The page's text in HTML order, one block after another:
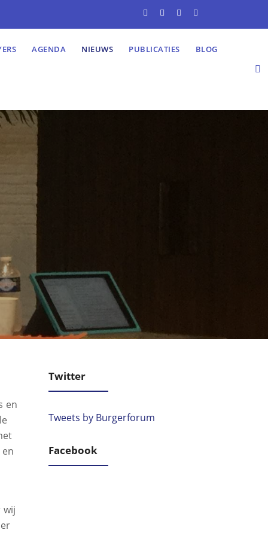
AGENDA NIEUWS PUBLICATIES BLOG
en
wij
Twitter
Tweets by Burgerforum
Facebook